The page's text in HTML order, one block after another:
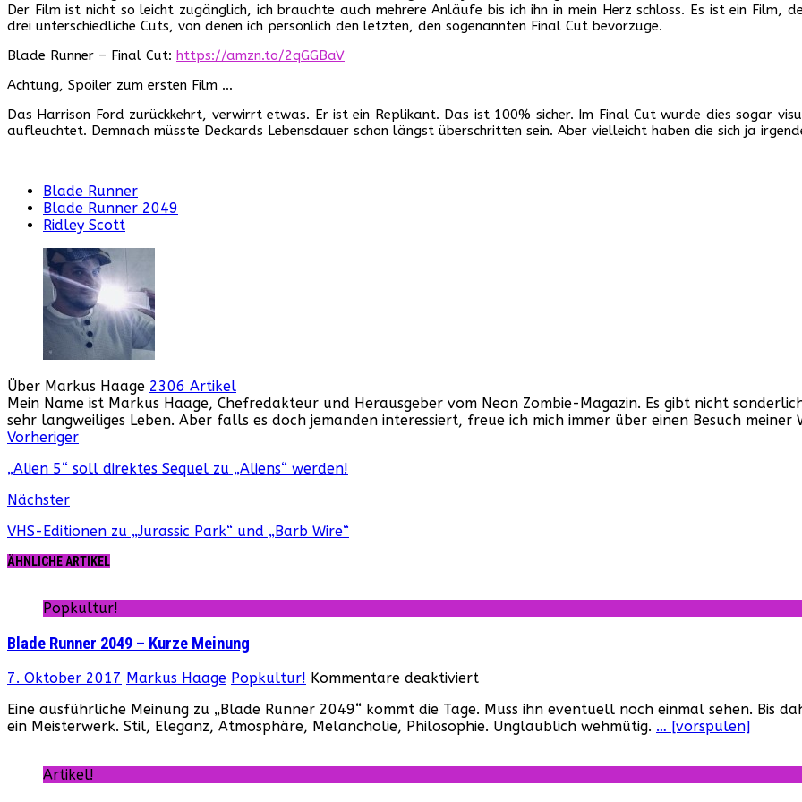
Der Film ist nicht so leicht zugänglich, ich brauchte auch mehrere Anläufe bis ich ihn in mein Herz schloss. Es ist ein Film,
drei unterschiedliche Cuts, von denen ich persönlich den letzten, den sogenannten Final Cut bevorzuge.
Blade Runner – Final Cut: https://amzn.to/2qGGBaV
Achtung, Spoiler zum ersten Film …
Das Harrison Ford zurückkehrt, verwirrt etwas. Er ist ein Replikant. Das ist 100% sicher. Im Final Cut wurde dies sogar
aufleuchtet. Demnach müsste Deckards Lebensdauer schon längst überschritten sein. Aber vielleicht haben die sich ja
Blade Runner
Blade Runner 2049
Ridley Scott
Über Markus Haage 2306 Artikel
Mein Name ist Markus Haage, Chefredakteur und Herausgeber vom Neon Zombie-Magazin. Es gibt nicht
sehr langweiliges Leben. Aber falls es doch jemanden interessiert, freue ich mich immer über einen Besuch
Webseite
Facebook
Instagram
YouTube
Vorheriger
„Alien 5“ soll direktes Sequel zu „Aliens“ werden!
Nächster
VHS-Editionen zu „Jurassic Park“ und „Barb Wire“
ÄHNLICHE ARTIKEL
Popkultur!
Blade Runner 2049 – Kurze Meinung
7. Oktober 2017 Markus Haage Popkultur! Kommentare deaktiviertfür
Runner
2049
Kurze
Meinung
Eine ausführliche Meinung zu „Blade Runner 2049“ kommt die Tage. Muss ihn eventuell noch einmal sehen. Bis
ein Meisterwerk. Stil, Eleganz, Atmosphäre, Melancholie, Philosophie. Unglaublich wehmütig. … [vorspulen]
Artikel!